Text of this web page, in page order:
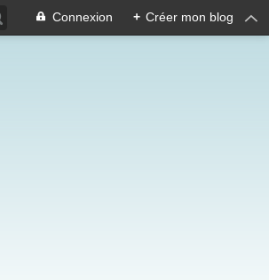
Connexion + Créer mon blog